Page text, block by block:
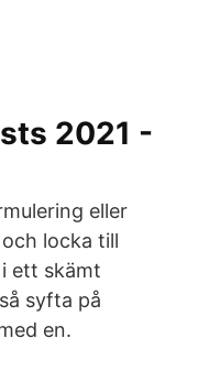
2021 -
eller
locka till
ett skämt
syfta på
en.